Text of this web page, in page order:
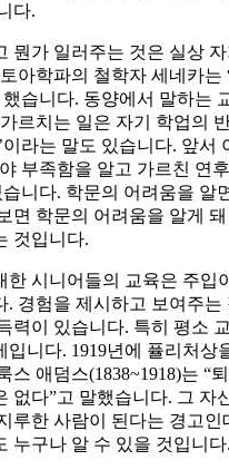
다.
뭔가 일러주는 것은 실상
아학파의 철학자 세네카는
습니다. 동양에서 말하는
르치는 일은 자기 학업의
이라는 말도 있습니다. 앞서
부족함을 알고 가르친 연
니다. 학문의 어려움을 알
면 학문의 어려움을 알게
것입니다.
한 시니어들의 교육은 주입
. 경험을 제시하고 보여주는
력이 있습니다. 특히 평소
입니다. 1919년에 퓰리처상
스 애덤스(1838~1918)는 “
없다”고 말했습니다. 그 자
루한 사람이 된다는 경고인
누구나 알 수 있을 것입니다.